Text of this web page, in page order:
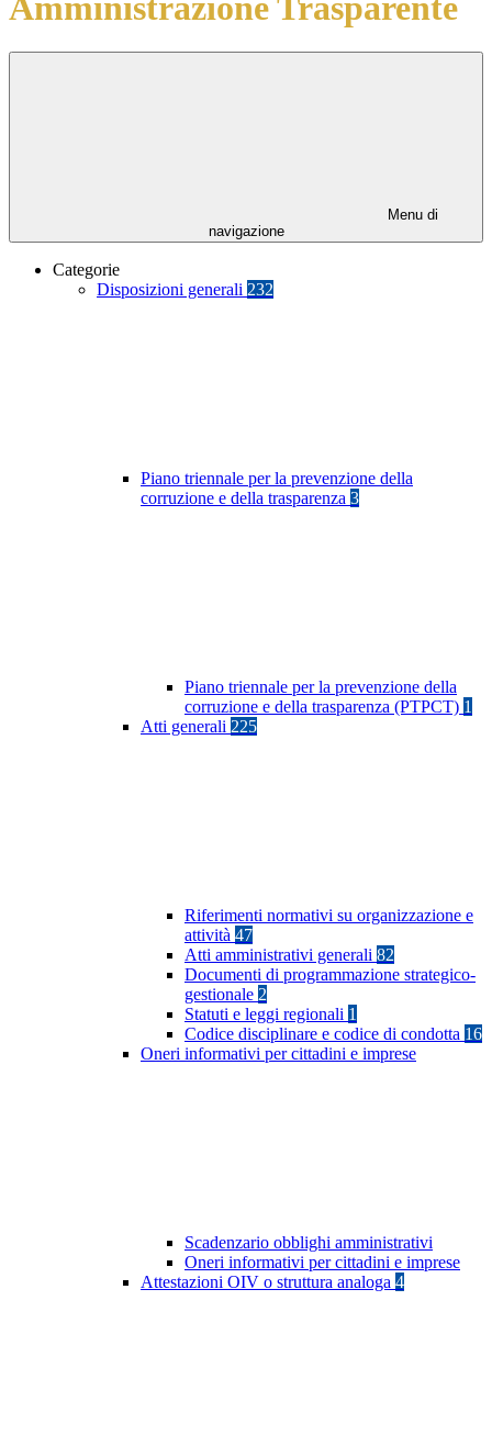
Menu di
navigazione
Categorie
Disposizioni generali 232
Piano triennale per la prevenzione della
corruzione e della trasparenza 3
Piano triennale per la prevenzione della
corruzione e della trasparenza (PTPCT) 1
Atti generali 225
Riferimenti normativi su organizzazione e
attività 47
Atti amministrativi generali 82
Documenti di programmazione strategico-
gestionale 2
Statuti e leggi regionali 1
Codice disciplinare e codice di condotta 16
Oneri informativi per cittadini e imprese
Scadenzario obblighi amministrativi
Oneri informativi per cittadini e imprese
Attestazioni OIV o struttura analoga 4